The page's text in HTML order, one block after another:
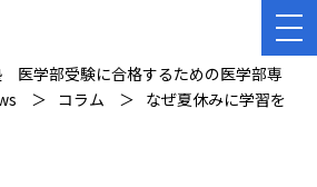
医学部受験に合格するための医学部専
コラム
なぜ夏休みに学習を